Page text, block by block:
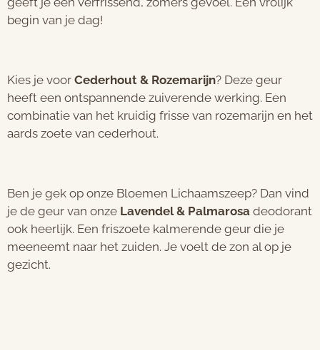
begin van je dag!
Kies je voor Cederhout & Rozemarijn? Deze geur
heeft een ontspannende zuiverende werking. Een
combinatie van het kruidig frisse van rozemarijn en het
aards zoete van cederhout.
Ben je gek op onze Bloemen Lichaamszeep? Dan vind
je de geur van onze Lavendel & Palmarosa deodorant
ook heerlijk. Een friszoete kalmerende geur die je
meeneemt naar het zuiden. Je voelt de zon al op je
gezicht.